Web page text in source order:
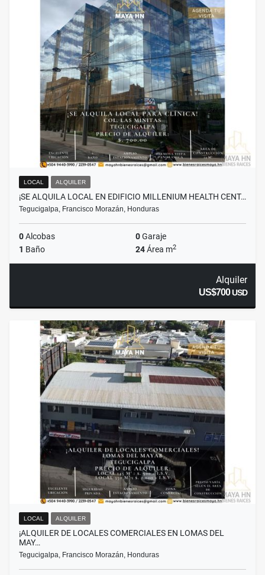
LOCAL ALQUILER
¡SE ALQUILA LOCAL EN EDIFICIO MILLENIUM HEALTH CENT…
Tegucigalpa, Francisco Morazán, Honduras
0Alcobas 0Garaje
1 Baño 24Área m2
Alquiler
US$700USD
LOCAL ALQUILER
¡ALQUILER DE LOCALES COMERCIALES EN LOMAS DEL
MAY…
Tegucigalpa, Francisco Morazán, Honduras